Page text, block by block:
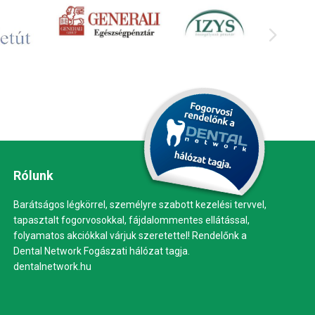
Rólunk
Barátságos légkörrel, személyre szabott kezelési tervvel,
tapasztalt fogorvosokkal, fájdalommentes ellátással,
folyamatos akciókkal várjuk szeretettel! Rendelőnk a
Dental Network Fogászati hálózat tagja.
dentalnetwork.hu